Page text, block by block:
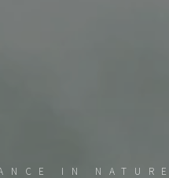
IN NATURE